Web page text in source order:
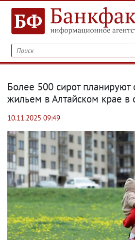
Более 500 сирот планируют
жильем в Алтайском крае
10.11.2025 09:49